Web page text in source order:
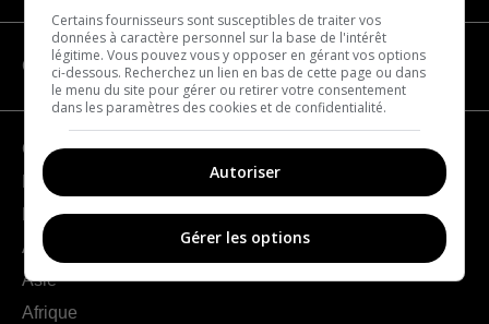
CATÉGORIES
Géographie
France
Europe
Amériques
Asie
Afrique
Certains fournisseurs sont susceptibles de traiter vos
données à caractère personnel sur la base de l'intérêt
légitime. Vous pouvez vous y opposer en gérant vos options
ci-dessous. Recherchez un lien en bas de cette page ou dans
le menu du site pour gérer ou retirer votre consentement
dans les paramètres des cookies et de confidentialité.
Autoriser
Gérer les options